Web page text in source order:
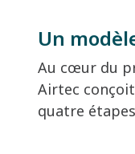
Un
Au cœur du
Airtec
quatre